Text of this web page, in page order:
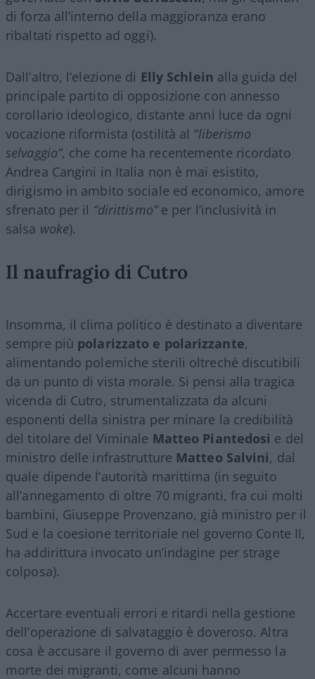
di forza all’interno della maggioranza erano
ribaltati rispetto ad oggi).
Dall’altro, l’elezione di Elly Schlein alla guida del
principale partito di opposizione con annesso
corollario ideologico, distante anni luce da ogni
vocazione riformista (ostilità al “liberismo
selvaggio”, che come ha recentemente ricordato
Andrea Cangini in Italia non è mai esistito,
dirigismo in ambito sociale ed economico, amore
sfrenato per il “dirittismo”e per l’inclusività in
salsa woke).
Il naufragio di Cutro
Insomma, il clima politico è destinato a diventare
sempre più polarizzato e polarizzante,
alimentando polemiche sterili oltreché discutibili
da un punto di vista morale. Si pensi alla tragica
vicenda di Cutro, strumentalizzata da alcuni
esponenti della sinistra per minare la credibilità
del titolare del Viminale Matteo Piantedosi e del
ministro delle infrastrutture Matteo Salvini, dal
quale dipende l’autorità marittima (in seguito
all’annegamento di oltre 70 migranti, fra cui molti
bambini, Giuseppe Provenzano, già ministro per il
Sud e la coesione territoriale nel governo Conte II,
ha addirittura invocato un’indagine per strage
colposa).
Accertare eventuali errori e ritardi nella gestione
dell’operazione di salvataggio è doveroso. Altra
cosa è accusare il governo di aver permesso la
morte dei migranti, come alcuni hanno